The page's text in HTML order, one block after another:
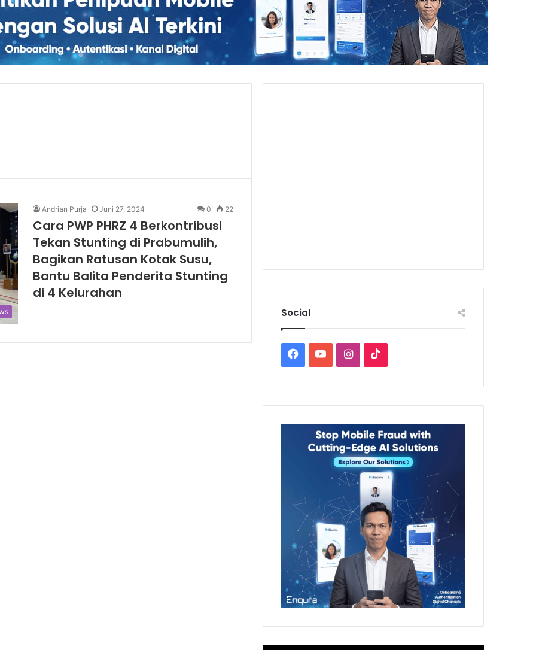
Andrian Purja Juni 27, 2024 0 22
Cara PWP PHRZ 4 Berkontribusi
Tekan Stunting di Prabumulih,
Bagikan Ratusan Kotak Susu,
Bantu Balita Penderita Stunting
di 4 Kelurahan
Social
Facebook
YouTubeInstagram